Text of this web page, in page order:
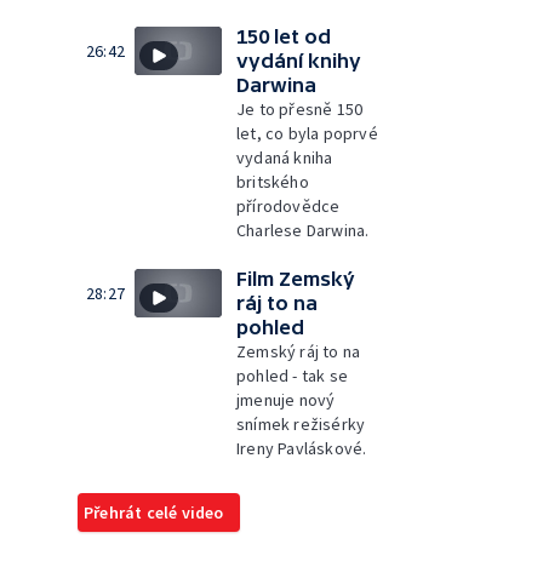
26:42
150 let od
vydání knihy
Darwina
Je to přesně 150
let, co byla poprvé
vydaná kniha
britského
přírodovědce
Charlese Darwina.
28:27
Film Zemský
ráj to na
pohled
Zemský ráj to na
pohled - tak se
jmenuje nový
snímek režisérky
Ireny Pavláskové.
Přehrát celé video